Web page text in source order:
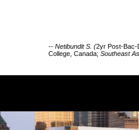
-- Netibundit S. (2yr Post-Bac-
College, Canada; Southeast